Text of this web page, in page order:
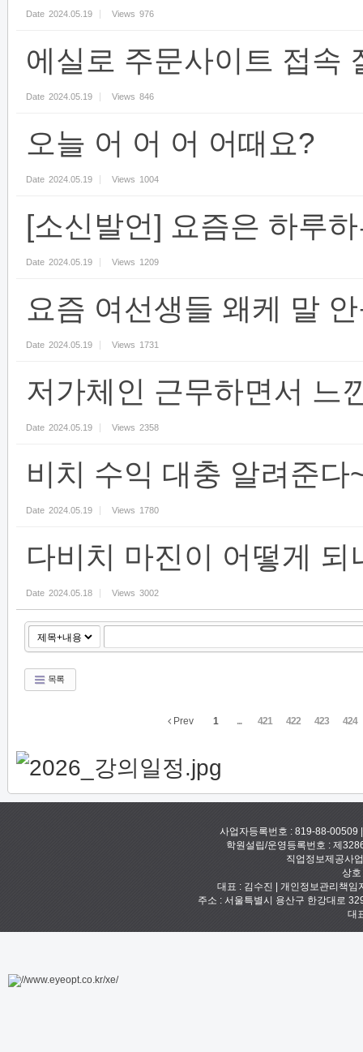
Date 2024.05.19 Views 976
에실로 주문사이트 접속
Date 2024.05.19 Views 846
오늘 어 어 어 어때요?
Date 2024.05.19 Views 1004
[소신발언] 요즘은 하루
Date 2024.05.19 Views 1209
요즘 여선생들 왜케 말
Date 2024.05.19 Views 1731
저가체인 근무하면서 느
Date 2024.05.19 Views 2358
비치 수익 대충 알려준다
Date 2024.05.19 Views 1780
다비치 마진이 어떻게 되
Date 2024.05.18 Views 3002
목록
Prev 1 ... 421 422 423 424
사업자등록번호 : 819-88-00509
학원설립/운영등록번호 : 제
직업정보제공사
상
대표 : 김수진 | 개인정보관리책
주소 : 서울특별시 용산구 한강대로
대